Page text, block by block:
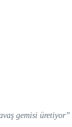
gemisi üretiyor”